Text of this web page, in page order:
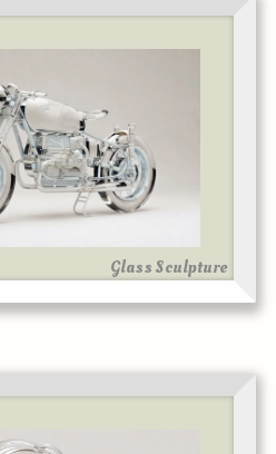
Glass Sculpture